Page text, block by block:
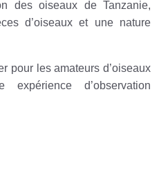
des oiseaux de Tanzanie,
d’oiseaux et une nature
pour les amateurs d’oiseaux
d’observation